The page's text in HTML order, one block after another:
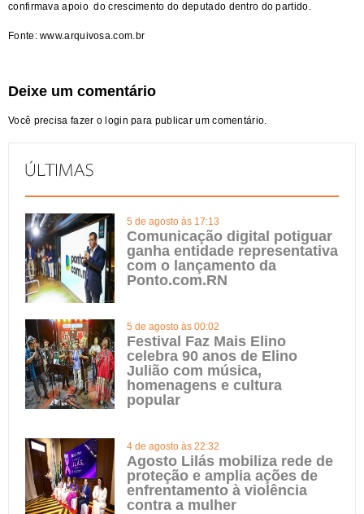
confirmava apoio do crescimento do deputado dentro do partido.
Fonte:www.arquivosa.com.br
Deixe um comentário
Você precisa fazer o login para publicar um comentário.
5 de agosto às 17:13
Comunicação digital potiguar
ganha entidade representativa
com o lançamento da
Ponto.com.RN
5 de agosto às 00:02
Festival Faz Mais Elino
celebra 90 anos de Elino
Julião com música,
homenagens e cultura
popular
4 de agosto às 22:32
Agosto Lilás mobiliza rede de
proteção e amplia ações de
enfrentamento à violência
contra a mulher